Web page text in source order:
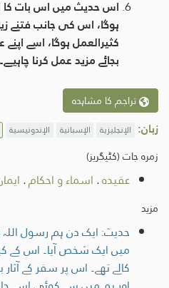
اس حدیث میں اس بات کا
ہوگا، اس کی جانب فتنے
کثیرالعمل ہوگا، اسے
بجائے مزید عمل کرنا چاہیے۔
تراجم کا مشاہدہ
زبان: الإنجليزية الإسبانية الإندونيسية
زمرہ جات (کٹیگریز)
عقیدہ. اسماء و احکام.
مزید
حدیث: ایک دن ہم رسول اللہ
میں ایک شخص آیا۔ اس کے
کالے تھے۔ اس پر سفر کے